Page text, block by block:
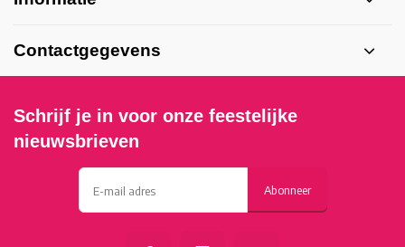
Contactgegevens
Schrijf je in voor onze feestelijke
nieuwsbrieven
Abonneer